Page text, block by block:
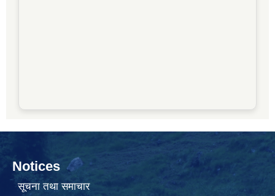
Notices
सूचना तथा समाचार